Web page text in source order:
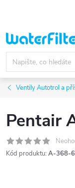
obsah
Ventily Autotrol a
Pentair
Kód produktu: A-368-